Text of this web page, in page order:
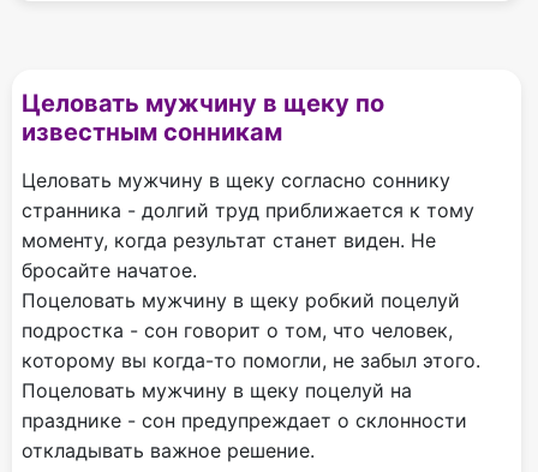
Целовать мужчину в щеку по
известным сонникам
Целовать мужчину в щеку согласно соннику
странника - долгий труд приближается к тому
моменту, когда результат станет виден. Не
бросайте начатое.
Поцеловать мужчину в щеку робкий поцелуй
подростка - сон говорит о том, что человек,
которому вы когда-то помогли, не забыл этого.
Поцеловать мужчину в щеку поцелуй на
празднике - сон предупреждает о склонности
откладывать важное решение.